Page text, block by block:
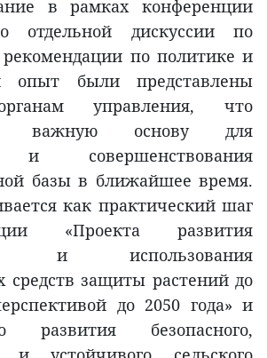
в рамках конференции
отдельной дискуссии по
рекомендации по политике и
опыт были представлены
управления, что
важную основу для
и совершенствования
базы в ближайшее время.
как практический шаг
«Проекта развития
и использования
средств защиты растений до
до 2050 года» и
развития безопасного,